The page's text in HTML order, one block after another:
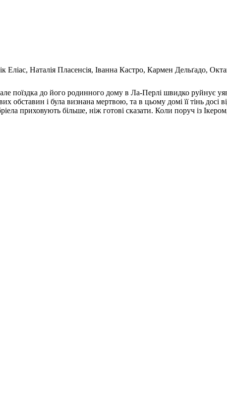
Еліас, Наталія Пласенсія, Іванна Кастро, Кармен Дельґадо,
поїздка до його родинного дому в Ла-Перлі швидко руйнує
обставин і була визнана мертвою, та в цьому домі її тінь досі
приховують більше, ніж готові сказати. Коли поруч із